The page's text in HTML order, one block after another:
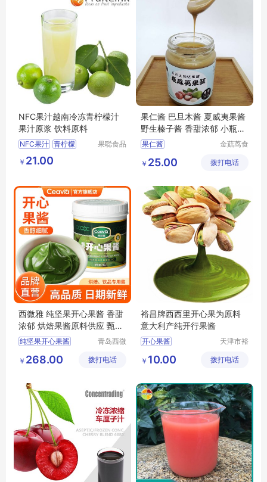
NFC果汁越南冷冻青柠檬汁
果汁原浆 饮料原料
NFC果汁 青柠檬
饮品原料
越南
果聪食品
￥ 21.00
果仁酱 巴旦木酱 夏威夷果酱
野生榛子酱 香甜浓郁 小瓶包
装
果仁酱
金菇茑食
有限责任
￥ 25.00 拨打电话
西微雅 纯坚果开心果酱 香甜
浓郁 烘焙果酱原料供应 甄选
好料
纯坚果开心果酱
甄选好料
青岛西微
限公司
￥ 268.00 拨打电话
裕昌牌西西里开心果为原料
意大利产纯开行果酱
开心果酱
冰淇淋用果酱
天津市裕
展有限公
￥ 10.00 拨打电话